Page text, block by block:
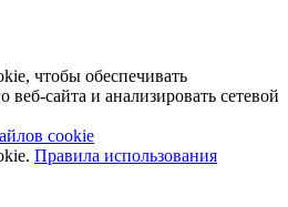
чтобы обеспечивать
сайта и анализировать сетевой
cookie
Правила использования